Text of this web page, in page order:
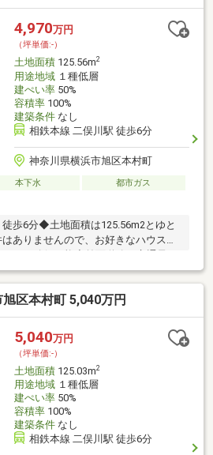
4,970万円
（坪単価:-）
土地面積125.56m2
用途地域１種低層
建ぺい率50%
容積率100%
建築条件なし
相鉄本線 二俣川駅 徒歩6分
神奈川県横浜市旭区本村町
本下水
都市ガス
歩6分◆土地面積は125.56m2とゆと
ありませんので、お好きなハウスメ
ース確保可能◆前面道路は交通量が
物件周辺は閑静な住宅が広がってお
区本村町 5,040万円
5,040万円
（坪単価:-）
土地面積125.03m2
用途地域１種低層
建ぺい率50%
容積率100%
建築条件なし
相鉄本線 二俣川駅 徒歩6分